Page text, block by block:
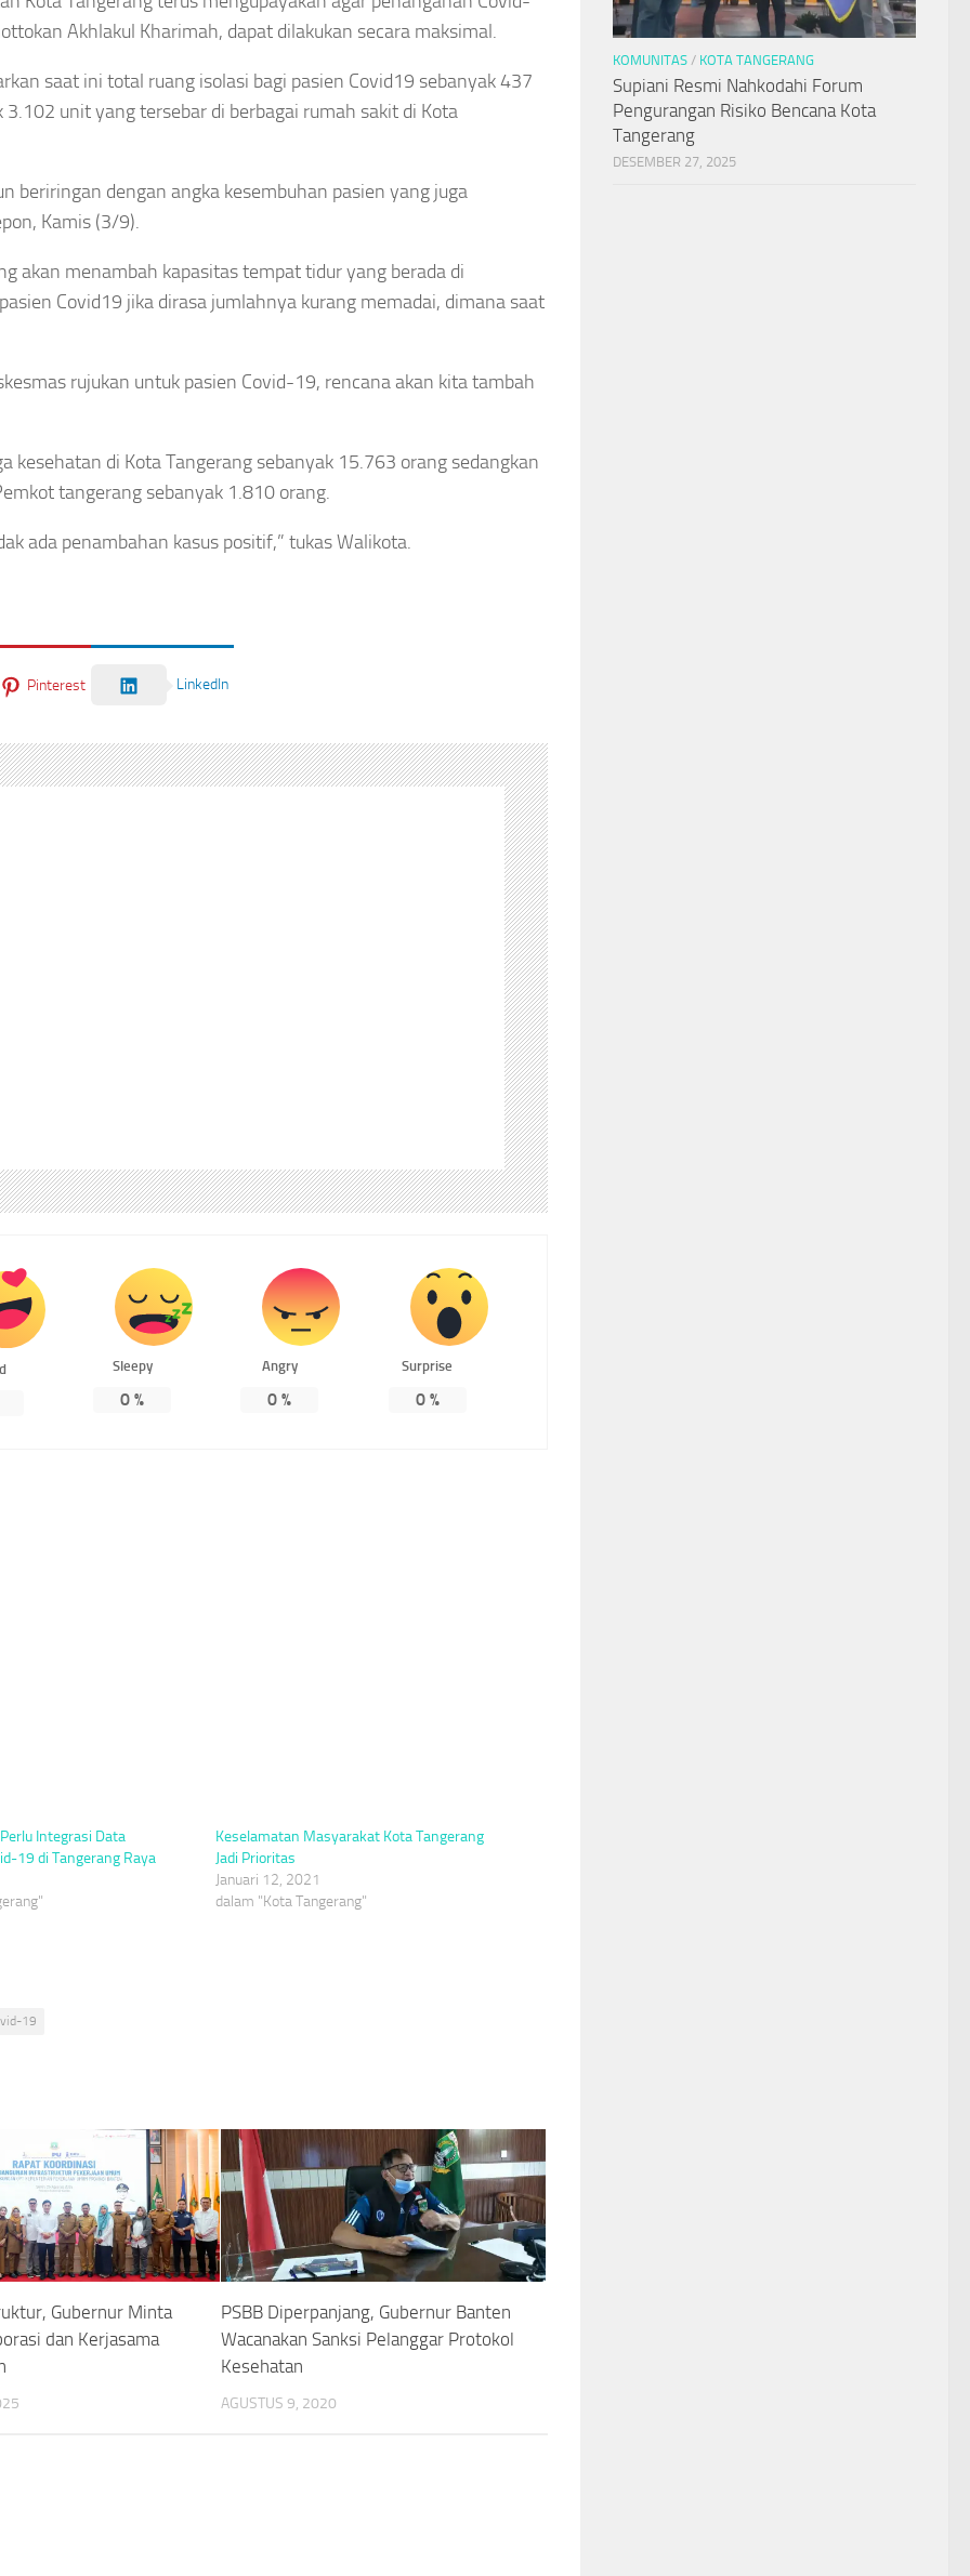
Akhlakul Kharimah, dapat dilakukan secara maksimal.
saat ini total ruang isolasi bagi pasien Covid19 sebanyak 437
unit yang tersebar di berbagai rumah sakit di Kota
beriringan dengan angka kesembuhan pasien yang juga
Kamis (3/9).
akan menambah kapasitas tempat tidur yang berada di
Covid19 jika dirasa jumlahnya kurang memadai, dimana saat
rujukan untuk pasien Covid-19, rencana akan kita tambah
di Kota Tangerang sebanyak 15.763 orang sedangkan
tangerang sebanyak 1.810 orang.
ada penambahan kasus positif,” tukas Walikota.
Pinterest LinkedIn
Sleepy
0 %
Angry
0 %
Surprise
0%
Integrasi Data
19 di Tangerang Raya
Keselamatan Masyarakat Kota Tangerang
Jadi Prioritas
Januari 12, 2021
dalam "Kota Tangerang"
19
Gubernur Minta
dan Kerjasama
PSBB Diperpanjang, Gubernur Banten
Wacanakan Sanksi Pelanggar Protokol
Kesehatan
AGUSTUS 9, 2020
KOMUNITAS / KOTA TANGERANG
Supiani Resmi Nahkodahi Forum
Pengurangan Risiko Bencana Kota
Tangerang
DESEMBER 27, 2025